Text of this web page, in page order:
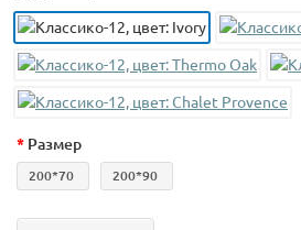
Размер
200*70 200*90